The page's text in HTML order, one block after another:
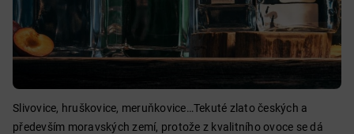
Slivovice, hruškovice, meruňkovice…Tekuté zlato českých a
především moravských zemí, protože z kvalitního ovoce se dá